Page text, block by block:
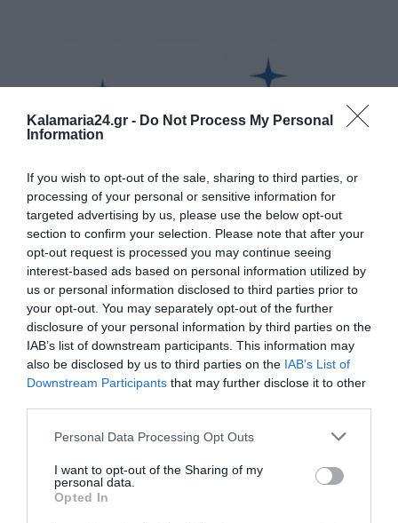
Kalamaria24.gr - Do Not Process My Personal
Information
If you wish to opt-out of the sale, sharing to third parties, or
processing of your personal or sensitive information for
targeted advertising by us, please use the below opt-out
section to confirm your selection. Please note that after your
opt-out request is processed you may continue seeing
interest-based ads based on personal information utilized by
us or personal information disclosed to third parties prior to
your opt-out. You may separately opt-out of the further
disclosure of your personal information by third parties on the
IAB’s list of downstream participants. This information may
also be disclosed by us to third parties on the IAB’s List of
Downstream Participants that may further disclose it to other
Personal Data Processing Opt Outs
I want to opt-out of the Sharing of my
personal data.
Opted In